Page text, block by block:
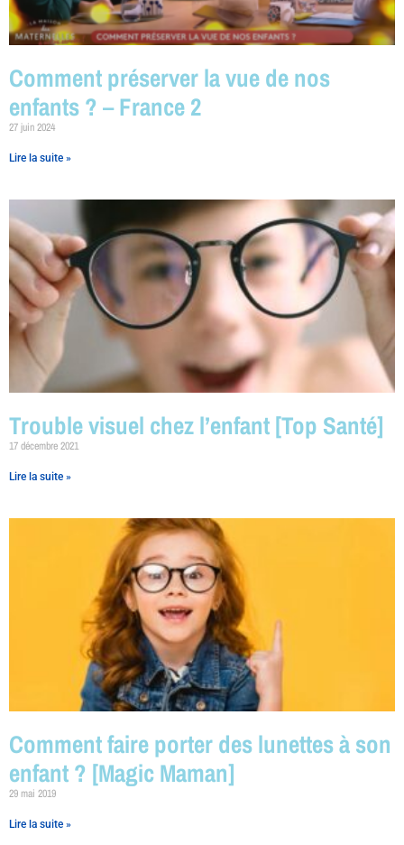
Comment préserver la vue de nos
enfants ? – France 2
27 juin 2024
Lire la suite »
Trouble visuel chez l’enfant [Top Santé]
17 décembre 2021
Lire la suite »
Comment faire porter des lunettes à son
enfant ? [Magic Maman]
29 mai 2019
Lire la suite »